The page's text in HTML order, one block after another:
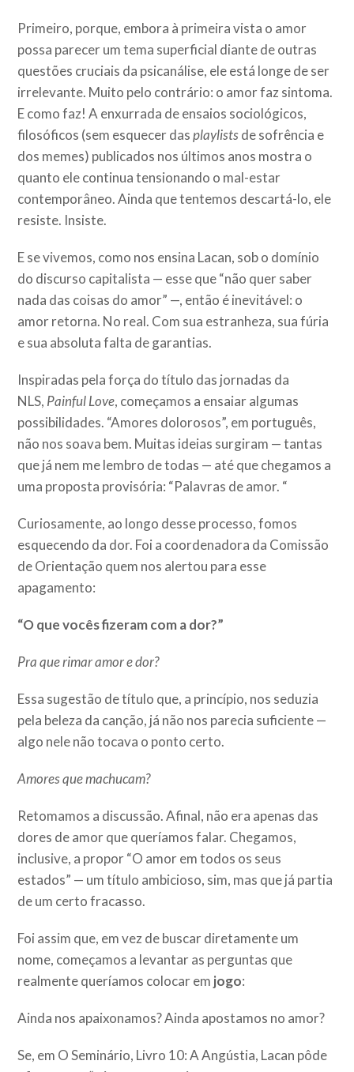
Primeiro, porque, embora à primeira vista o amor
possa parecer um tema superficial diante de outras
questões cruciais da psicanálise, ele está longe de ser
irrelevante. Muito pelo contrário: o amor faz sintoma.
E como faz! A enxurrada de ensaios sociológicos,
filosóficos (sem esquecer dasplaylistsde sofrência e
dos memes) publicados nos últimos anos mostra o
quanto ele continua tensionando o mal-estar
contemporâneo. Ainda que tentemos descartá-lo, ele
resiste. Insiste.
E se vivemos, como nos ensina Lacan, sob o domínio
do discurso capitalista — esse que “não quer saber
nada das coisas do amor” —, então é inevitável: o
amor retorna. No real. Com sua estranheza, sua fúria
e sua absoluta falta de garantias.
Inspiradas pela força do título das jornadas da
NLS, Painful Love, começamos a ensaiar algumas
possibilidades. “Amores dolorosos”, em português,
não nos soava bem. Muitas ideias surgiram — tantas
que já nem me lembro de todas — até que chegamos a
uma proposta provisória: “Palavras de amor. “
Curiosamente, ao longo desse processo, fomos
esquecendo da dor. Foi a coordenadora da Comissão
de Orientação quem nos alertou para esse
apagamento:
“O que vocês fizeram com a dor?”
Pra que rimar amor e dor?
Essa sugestão de título que, a princípio, nos seduzia
pela beleza da canção, já não nos parecia suficiente —
algo nele não tocava o ponto certo.
Amores que machucam?
Retomamos a discussão. Afinal, não era apenas das
dores de amor que queríamos falar. Chegamos,
inclusive, a propor “O amor em todos os seus
estados” — um título ambicioso, sim, mas que já partia
de um certo fracasso.
Foi assim que, em vez de buscar diretamente um
nome, começamos a levantar as perguntas que
realmente queríamos colocar em jogo:
Ainda nos apaixonamos? Ainda apostamos no amor?
Se, em O Seminário, Livro 10: A Angústia, Lacan pôde